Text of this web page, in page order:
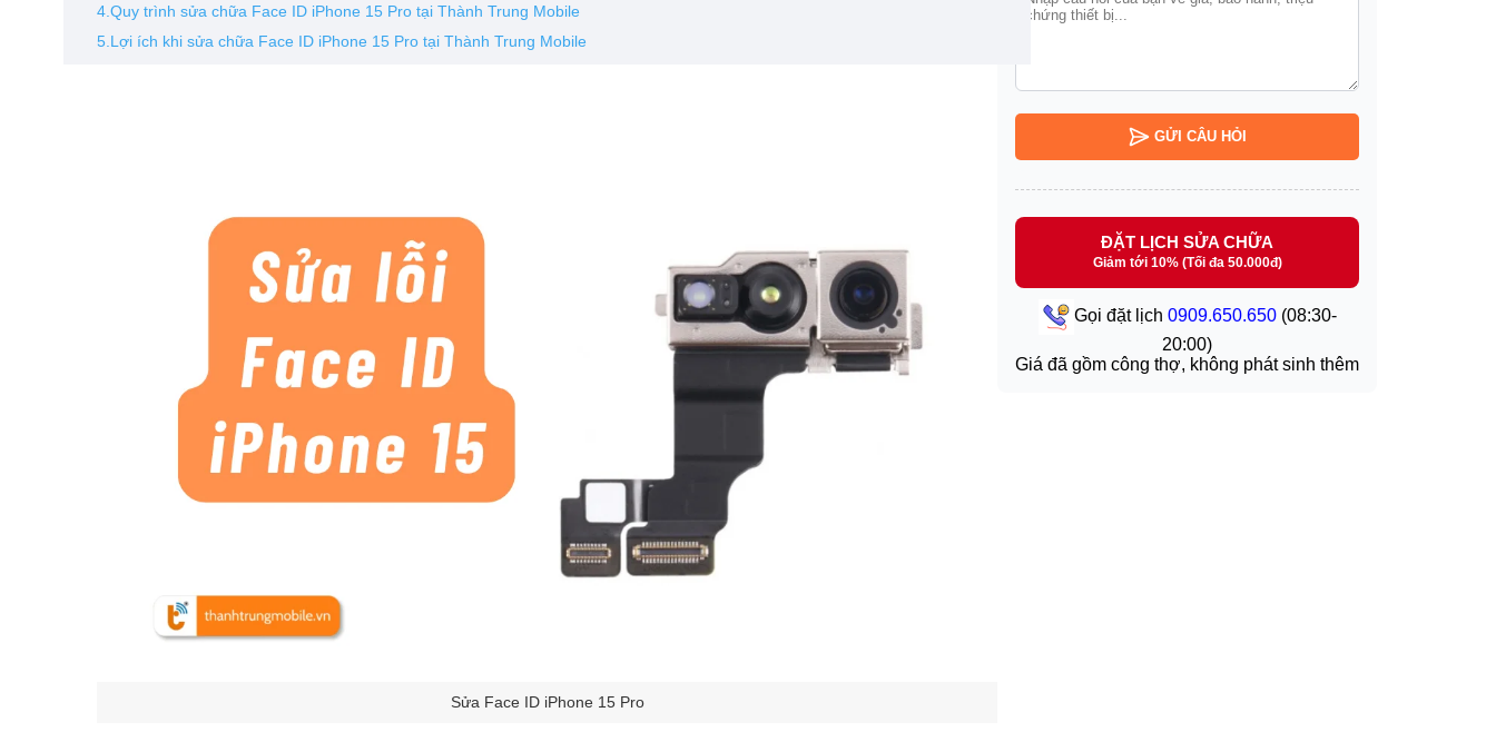
4.Quy trình sửa chữa Face ID iPhone 15 Pro tại Thành Trung Mobile
5.Lợi ích khi sửa chữa Face ID iPhone 15 Pro tại Thành Trung Mobile
Sửa Face ID iPhone 15 Pro
GỬI CÂU HỎI
ĐẶT LỊCH SỬA CHỮA
Giảm tới 10% (Tối đa 50.000đ)
Gọi đặt lịch 0909.650.650(08:30-
20:00)
Giá đã gồm công thợ, không phát sinh thêm